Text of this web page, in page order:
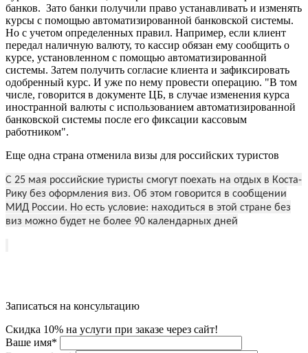
банков. Зато банки получили право устанавливать и изменять
курсы с помощью автоматизированной банковской системы.
Но с учетом определенных правил. Например, если клиент
передал наличную валюту, то кассир обязан ему сообщить о
курсе, установленном с помощью автоматизированной
системы. Затем получить согласие клиента и зафиксировать
одобренный курс. И уже по нему провести операцию. "В том
числе, говорится в документе ЦБ, в случае изменения курса
иностранной валюты с использованием автоматизированной
банковской системы после его фиксации кассовым
работником".
Еще одна страна отменила визы для российских туристов
С 25 мая российские туристы смогут поехать на отдых в Коста-
Рику без оформления виз. Об этом говорится в сообщении
МИД России. Но есть условие: находиться в этой стране без
виз можно будет не более 90 календарных дней
Записаться на консультацию
Скидка 10% на услуги при заказе через сайт!
Ваше имя*